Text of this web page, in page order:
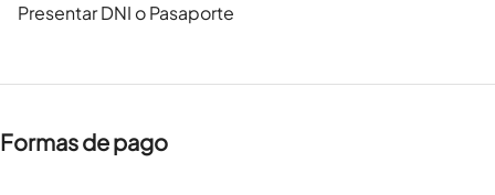
Presentar DNI o Pasaporte
Formas de pago